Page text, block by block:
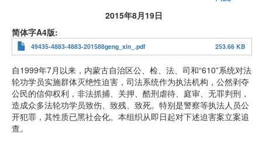
2015年8月19日
简体字A4版
49435-4883-4883-201588geng_xin_.pdf 253.66 KB
自1999年7月以来，内蒙古自治区公、检、法、司和“610”系统对法
轮功学员实施群体灭绝性迫害，司法系统作为执法机构，公然剥夺
公民的信仰权利，非法抓捕、关押、酷刑虐待、庭审、无罪判刑，
造成众多法轮功学员致伤、致残、致死。特别是警察等执法人员公
开犯罪，其性质已黑社会化。本组织从即日起对下述迫害案立案追
查。